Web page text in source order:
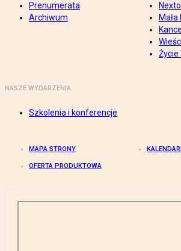
Prenumerata
Archiwum
Życie
NASZE WYDARZENIA
Szkolenia i konferencje
MAPA STRONY
OFERTA PRODUKTOWA